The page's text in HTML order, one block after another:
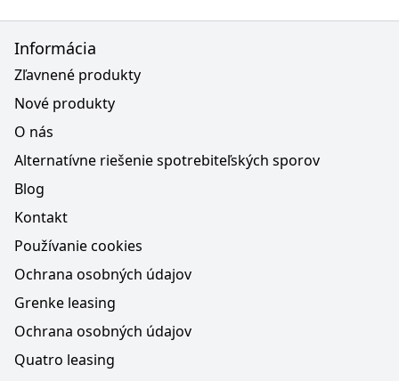
Informácia
Zľavnené produkty
Nové produkty
O nás
Alternatívne riešenie spotrebiteľských sporov
Blog
Kontakt
Používanie cookies
Ochrana osobných údajov
Grenke leasing
Ochrana osobných údajov
Quatro leasing